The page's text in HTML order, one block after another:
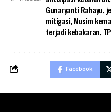
Gunaryanti Rahayu,
mitigasi, Musim
terjadi kebakaran,
Facebook